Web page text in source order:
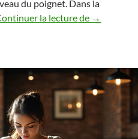
du poignet. Dans la
la lecture de
:
odeur
peau,
→